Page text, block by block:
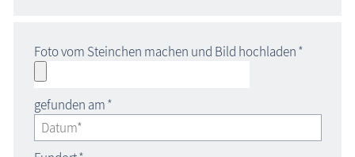
Foto vom Steinchen machen und Bild hochladen*
gefunden am*